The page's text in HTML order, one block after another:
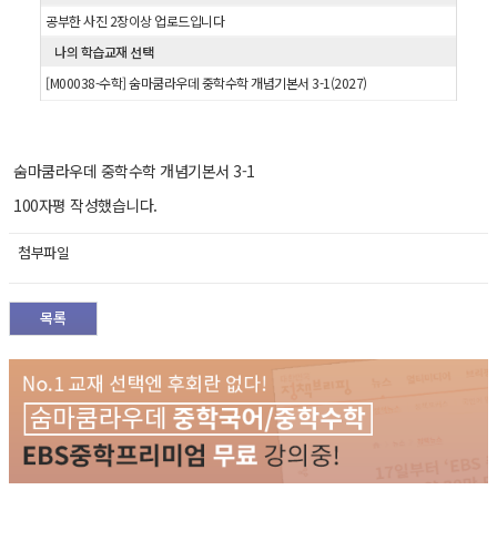
공부한 사진 2장이상 업로드입니다
나의 학습교재 선택
[M00038-수학] 숨마쿰라우데 중학수학 개념기본서 3-1(2027)
숨마쿰라우데 중학수학 개념기본서 3-1
100자평 작성했습니다.
첨부파일
목록